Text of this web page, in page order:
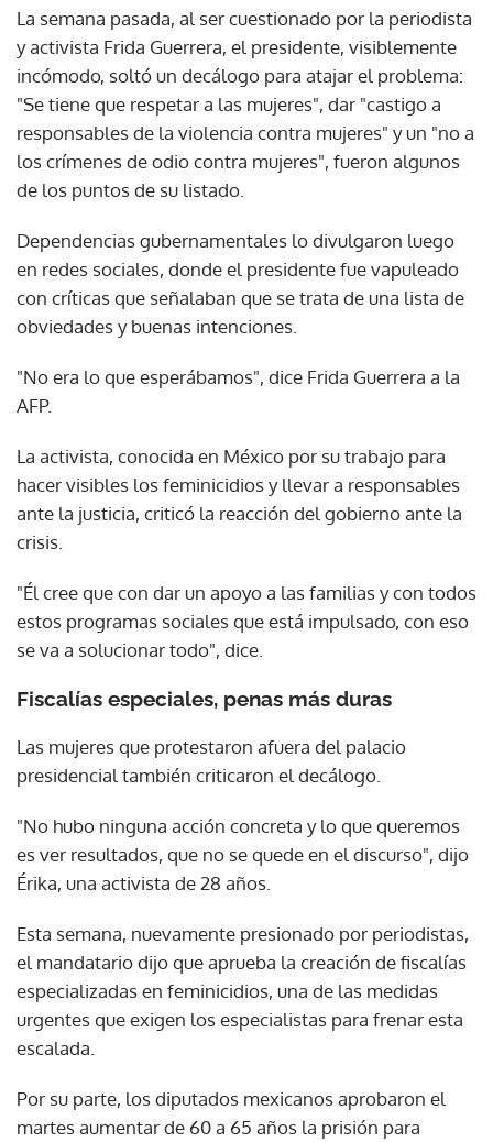
La semana pasada, al ser cuestionado por la periodista
y activista Frida Guerrera, el presidente, visiblemente
incómodo, soltó un decálogo para atajar el problema:
"Se tiene que respetar a las mujeres", dar "castigo a
responsables de la violencia contra mujeres" y un "no a
los crímenes de odio contra mujeres", fueron algunos
de los puntos de su listado.
Dependencias gubernamentales lo divulgaron luego
en redes sociales, donde el presidente fue vapuleado
con críticas que señalaban que se trata de una lista de
obviedades y buenas intenciones.
"No era lo que esperábamos", dice Frida Guerrera a la
AFP.
La activista, conocida en México por su trabajo para
hacer visibles los feminicidios y llevar a responsables
ante la justicia, criticó la reacción del gobierno ante la
crisis.
"Él cree que con dar un apoyo a las familias y con todos
estos programas sociales que está impulsado, con eso
se va a solucionar todo", dice.
Fiscalías especiales, penas más duras
Las mujeres que protestaron afuera del palacio
presidencial también criticaron el decálogo.
"No hubo ninguna acción concreta y lo que queremos
es ver resultados, que no se quede en el discurso", dijo
Érika, una activista de 28 años.
Esta semana, nuevamente presionado por periodistas,
el mandatario dijo que aprueba la creación de fiscalías
especializadas en feminicidios, una de las medidas
urgentes que exigen los especialistas para frenar esta
escalada.
Por su parte, los diputados mexicanos aprobaron el
martes aumentar de 60 a 65 años la prisión para